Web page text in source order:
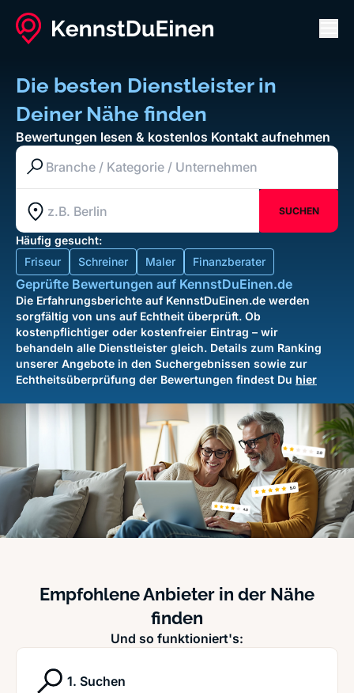
Die besten Dienstleister in
Deiner Nähe finden
Bewertungen lesen & kostenlos Kontakt aufnehmen
Branche / Kategorie / Unternehmen
Standort erfassen
Standort z.B. Berlin
SUCHEN
Häufig gesucht:
Friseur
Schreiner Maler Finanzberater
Geprüfte Bewertungen auf KennstDuEinen.de
Die Erfahrungsberichte auf KennstDuEinen.de werden
sorgfältig von uns auf Echtheit überprüft. Ob
kostenpflichtiger oder kostenfreier Eintrag – wir
behandeln alle Dienstleister gleich. Details zum Ranking
unserer Angebote in den Suchergebnissen sowie zur
Echtheitsüberprüfung der Bewertungen findest Du hier
Empfohlene Anbieter in der Nähe
finden
Und so funktioniert's:
1. Suchen